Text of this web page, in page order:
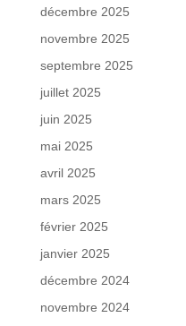
décembre 2025
novembre 2025
septembre 2025
juillet 2025
juin 2025
mai 2025
avril 2025
mars 2025
février 2025
janvier 2025
décembre 2024
novembre 2024